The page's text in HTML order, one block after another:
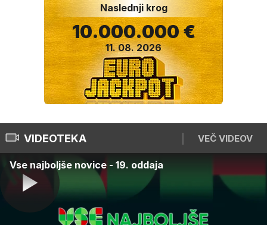
Naslednji krog
10.000.000 €
11. 08. 2026
VIDEOTEKA VEČ VIDEOV
Vse najboljše novice - 19. oddaja